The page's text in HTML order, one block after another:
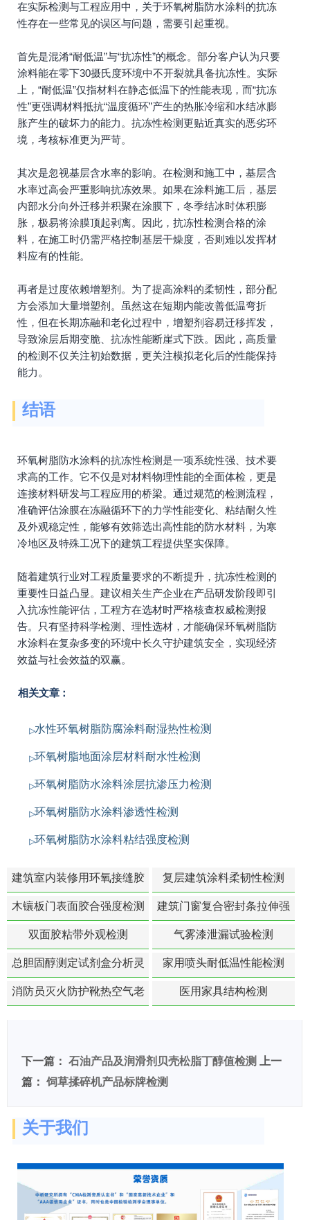
在实际检测与工程应用中，关于环氧树脂防水涂料的抗冻
性存在一些常见的误区与问题，需要引起重视。
首先是混淆“耐低温”与“抗冻性”的概念。部分客户认为只要
涂料能在零下30摄氏度环境中不开裂就具备抗冻性。实际
上，“耐低温”仅指材料在静态低温下的性能表现，而“抗冻
性”更强调材料抵抗“温度循环”产生的热胀冷缩和水结冰膨
胀产生的破坏力的能力。抗冻性检测更贴近真实的恶劣环
境，考核标准更为严苛。
其次是忽视基层含水率的影响。在检测和施工中，基层含
水率过高会严重影响抗冻效果。如果在涂料施工后，基层
内部水分向外迁移并积聚在涂膜下，冬季结冰时体积膨
胀，极易将涂膜顶起剥离。因此，抗冻性检测合格的涂
料，在施工时仍需严格控制基层干燥度，否则难以发挥材
料应有的性能。
再者是过度依赖增塑剂。为了提高涂料的柔韧性，部分配
方会添加大量增塑剂。虽然这在短期内能改善低温弯折
性，但在长期冻融和老化过程中，增塑剂容易迁移挥发，
导致涂层后期变脆、抗冻性能断崖式下跌。因此，高质量
的检测不仅关注初始数据，更关注模拟老化后的性能保持
能力。
结语
环氧树脂防水涂料的抗冻性检测是一项系统性强、技术要
求高的工作。它不仅是对材料物理性能的全面体检，更是
连接材料研发与工程应用的桥梁。通过规范的检测流程，
准确评估涂膜在冻融循环下的力学性能变化、粘结耐久性
及外观稳定性，能够有效筛选出高性能的防水材料，为寒
冷地区及特殊工况下的建筑工程提供坚实保障。
随着建筑行业对工程质量要求的不断提升，抗冻性检测的
重要性日益凸显。建议相关生产企业在产品研发阶段即引
入抗冻性能评估，工程方在选材时严格核查权威检测报
告。只有坚持科学检测、理性选材，才能确保环氧树脂防
水涂料在复杂多变的环境中长久守护建筑安全，实现经济
效益与社会效益的双赢。
相关文章：
水性环氧树脂防腐涂料耐湿热性检测
环氧树脂地面涂层材料耐水性检测
环氧树脂防水涂料涂层抗渗压力检测
环氧树脂防水涂料渗透性检测
环氧树脂防水涂料粘结强度检测
建筑室内装修用环氧接缝胶
苯含量检测
复层建筑涂料柔韧性检测
木镶板门表面胶合强度检测
建筑门窗复合密封条拉伸强
度-硬质塑料材料检测
双面胶粘带外观检测 气雾漆泄漏试验检测
总胆固醇测定试剂盒分析灵
敏度检测
家用喷头耐低温性能检测
消防员灭火防护靴热空气老
医用家具结构检测
下一篇： 石油产品及润滑剂贝壳松脂丁醇值检测
上一
篇： 饲草揉碎机产品标牌检测
关于我们